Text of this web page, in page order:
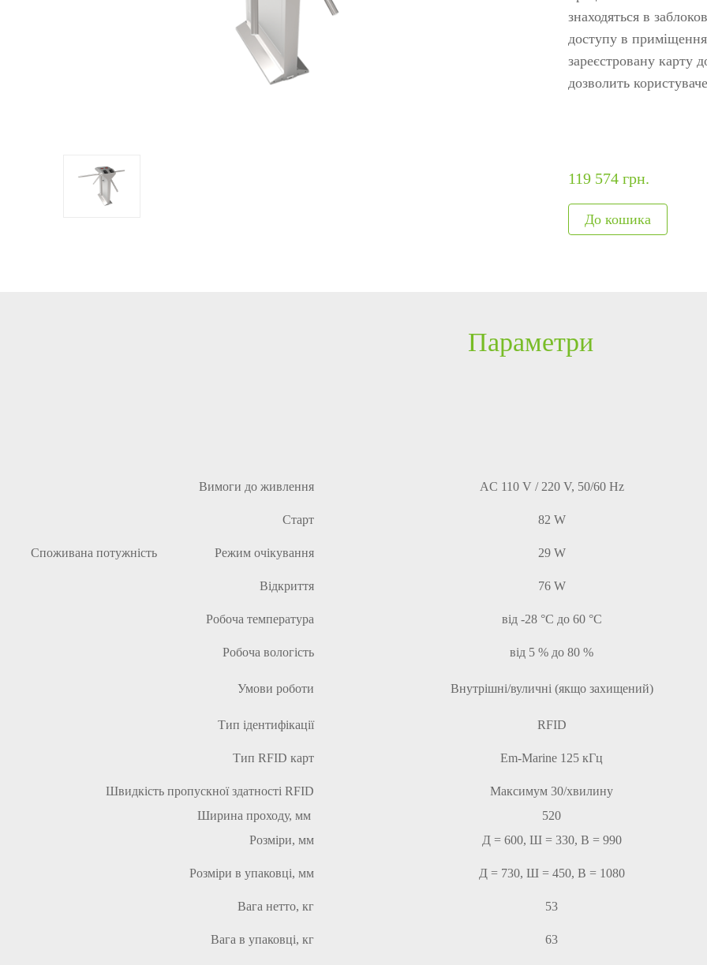
POS периферія
Антикражне обладнання
Модулі, що вбудовуються
Сканери відбитків
Сканер вен пальця
знаходяться в
доступу в
зареєстровану карту
дозволить
119 574 грн.
Параметри
Вимоги до живлення AC 110 V / 220 V, 50/60 Hz
Споживана потужність
Старт 82 W
Режим очікування 29 W
Відкриття 76 W
Робоча температура від -28 °C до 60 °C
Робоча вологість від 5 % до 80 %
Умови роботи Внутрішні/вуличні (якщо захищений)
Тип ідентифікації RFID
Тип RFID карт Em-Marine 125 кГц
Швидкість пропускної здатності RFID
Максимум 30/хвилину
Ширина проходу, мм
520
Розміри, мм
Д = 600, Ш = 330, В = 990
Розміри в упаковці, мм Д = 730, Ш = 450, В = 1080
Вага нетто, кг 53
Вага в упаковці, кг 63